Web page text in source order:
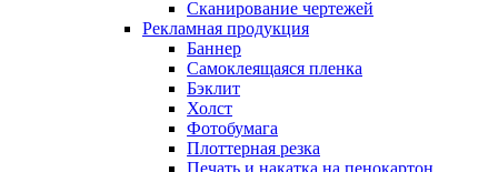
Сканирование чертежей
Рекламная продукция
Баннер
Самоклеящаяся пленка
Бэклит
Холст
Фотобумага
Плоттерная резка
Печать и накатка на пенокартон